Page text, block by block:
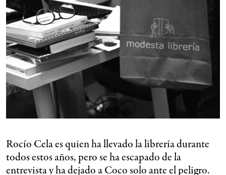
Rocío Cela es quien ha llevado la librería durante
todos estos años, pero se ha escapado de la
entrevista y ha dejado a Coco solo ante el peligro.